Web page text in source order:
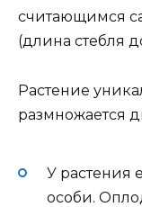
считающимся
(длина стебля
Растение
размножается
У растения
особи.